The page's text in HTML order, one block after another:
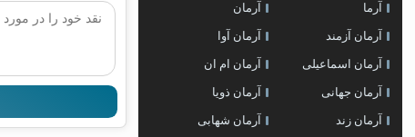
آرما آرمان
آرمان آزمند آرمان آوا
آرمان اسماعیلی آرمان ام ان
آرمان جهانی آرمان ذویا
آرمان زند آرمان شهابی